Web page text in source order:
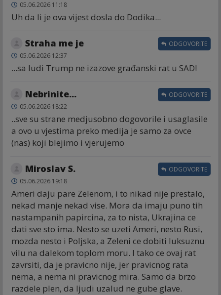
05.06.2026 11:18
Uh da li je ova vijest dosla do Dodika...
Straha me je
05.06.2026 12:37
...sa ludi Trump ne izazove građanski rat u SAD!
ODGOVORITE
Nebrinite...
05.06.2026 18:22
..sve su strane medjusobno dogovorile i usaglasile
a ovo u vjestima preko medija je samo za ovce
(nas) koji blejimo i vjerujemo
ODGOVORITE
Miroslav S.
05.06.2026 19:18
Ameri daju pare Zelenom, i to nikad nije prestalo,
nekad manje nekad vise. Mora da imaju puno tih
nastampanih papircina, za to nista, Ukrajina ce
dati sve sto ima. Nesto se uzeti Ameri, nesto Rusi,
mozda nesto i Poljska, a Zeleni ce dobiti luksuznu
vilu na dalekom toplom moru. I tako ce ovaj rat
zavrsiti, da je pravicno nije, jer pravicnog rata
nema, a nema ni pravicnog mira. Samo da brzo
razdele plen, da ljudi uzalud ne gube glave.
ODGOVORITE